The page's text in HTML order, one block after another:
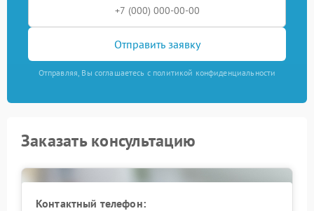
Отправить заявку
Отправляя, Вы соглашаетесь с политикой конфиденциальности
Заказать консультацию
Контактный телефон: